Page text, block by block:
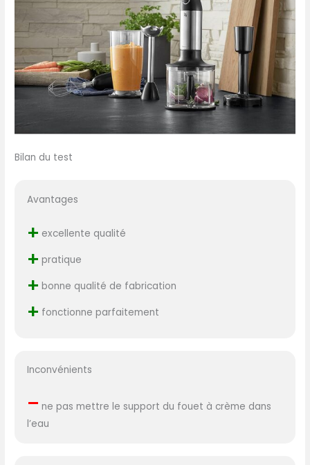
Bilan du test
Avantages
+ excellente qualité
+ pratique
+ bonne qualité de fabrication
+ fonctionne parfaitement
Inconvénients
– ne pas mettre le support du fouet à crème dans
l’eau